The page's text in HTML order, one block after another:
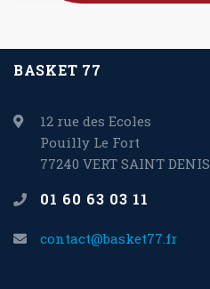
BASKET 77
12 rue des Ecoles
Pouilly Le Fort
77240 VERT SAINT DENIS
01 60 63 03 11
contact@basket77.fr